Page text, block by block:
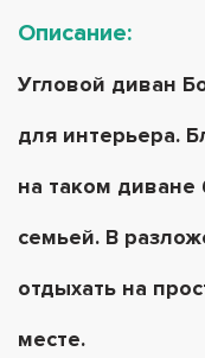
Описание:
Угловой диван
для интерьера.
на таком диване
семьей. В
отдыхать на
месте.